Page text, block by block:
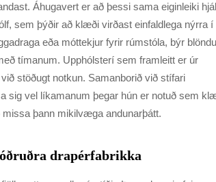
Áhugavert er að þessi sama eiginleiki
sem þýðir að klæði virðast einfaldlega nýrra í
eða móttekjur fyrir rúmstóla, býr
tímanum. Upphólsterí sem framleitt er úr
stöðugt notkun. Samanborið við stífari
sig vel líkamanum þegar hún er notuð sem
þann mikilvæga andunarþátt.
drapérfabrikka